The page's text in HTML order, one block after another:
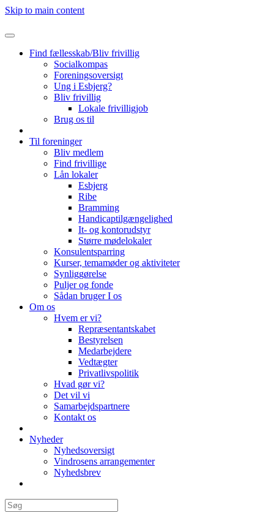
Skip to main content
Find fællesskab/Bliv frivillig
Socialkompas
Foreningsoversigt
Ung i Esbjerg?
Bliv frivillig
Lokale frivilligjob
Brug os til
Til foreninger
Bliv medlem
Find frivillige
Lån lokaler
Esbjerg
Ribe
Bramming
Handicaptilgængelighed
It- og kontorudstyr
Større mødelokaler
Konsulentsparring
Kurser, temamøder og aktiviteter
Synliggørelse
Puljer og fonde
Sådan bruger I os
Om os
Hvem er vi?
Repræsentantskabet
Bestyrelsen
Medarbejdere
Vedtægter
Privatlivspolitik
Hvad gør vi?
Det vil vi
Samarbejdspartnere
Kontakt os
Nyheder
Nyhedsoversigt
Vindrosens arrangementer
Nyhedsbrev